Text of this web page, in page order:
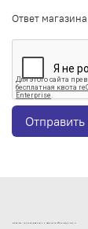
Ответ
ИНТЕРНЕТ-МАГАЗИН ДВЕРНОЙ И МЕБЕЛЬНОЙ ФУРНИТУРЫ САМ